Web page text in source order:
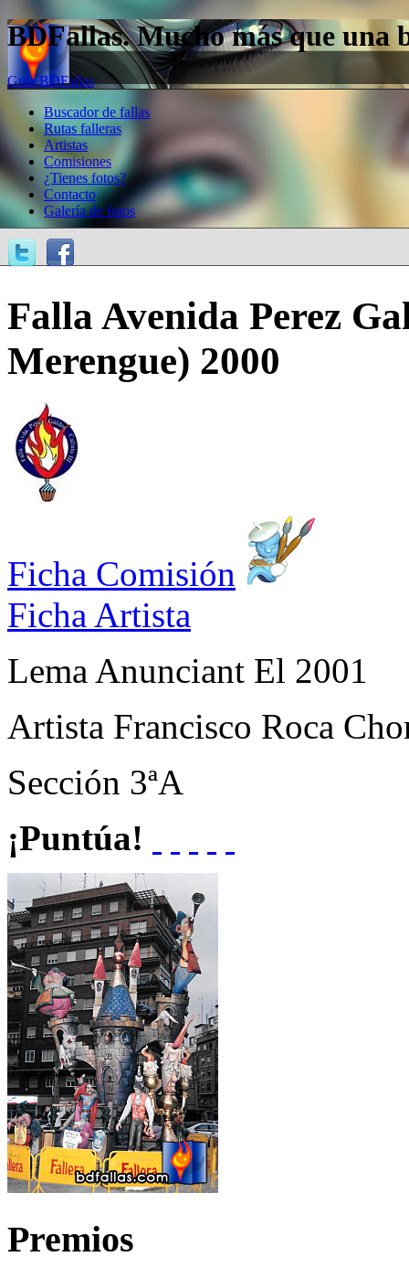
BDFallas. Mucho más que una
Guía BDFallas
Buscador de fallas
Rutas falleras
Artistas
Comisiones
¿Tienes fotos?
Contacto
Galería de fotos
Falla Avenida Perez
Merengue) 2000
Ficha Comisión
Ficha Artista
Lema Anunciant El 2001
Artista Francisco Roca
Sección 3ªA
¡Puntúa!
Premios